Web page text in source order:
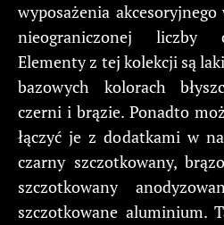
wyposażenia
nieograniczonej liczby
Elementy z tej kolekcji są
bazowych kolorach
czerni i brązie. Ponadto
łączyć je z dodatkami w
czarny szczotkowany,
szczotkowany
szczotkowane aluminium.